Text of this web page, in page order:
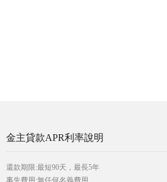
金主貸款APR利率說明
還款期限:最短90天，最長5年
事先費用:無任何名義費用